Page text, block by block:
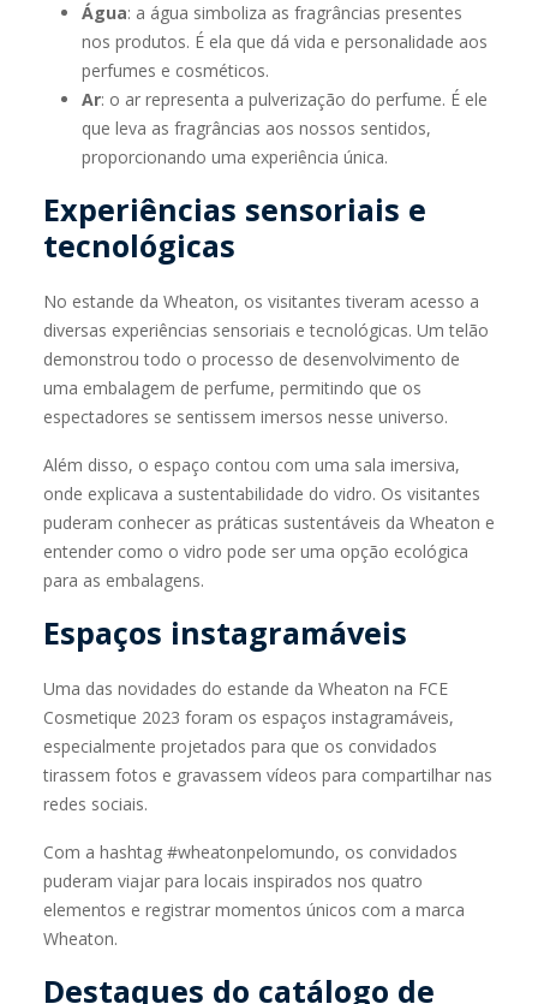
Água: a água simboliza as fragrâncias presentes
nos produtos. É ela que dá vida e personalidade aos
perfumes e cosméticos.
Ar: o ar representa a pulverização do perfume. É ele
que leva as fragrâncias aos nossos sentidos,
proporcionando uma experiência única.
Experiências sensoriais e
tecnológicas
No estande da Wheaton, os visitantes tiveram acesso a
diversas experiências sensoriais e tecnológicas. Um telão
demonstrou todo o processo de desenvolvimento de
uma embalagem de perfume, permitindo que os
espectadores se sentissem imersos nesse universo.
Além disso, o espaço contou com uma sala imersiva,
onde explicava a sustentabilidade do vidro. Os visitantes
puderam conhecer as práticas sustentáveis da Wheaton e
entender como o vidro pode ser uma opção ecológica
para as embalagens.
Espaços instagramáveis
Uma das novidades do estande da Wheaton na FCE
Cosmetique 2023 foram os espaços instagramáveis,
especialmente projetados para que os convidados
tirassem fotos e gravassem vídeos para compartilhar nas
redes sociais.
Com a hashtag #wheatonpelomundo, os convidados
puderam viajar para locais inspirados nos quatro
elementos e registrar momentos únicos com a marca
Wheaton.
Destaques do catálogo de